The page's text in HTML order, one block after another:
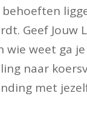
Geef Jouw
wie weet ga
naar
met